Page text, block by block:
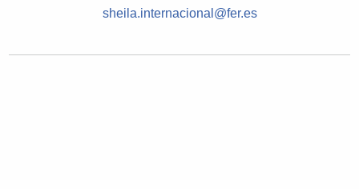
sheila.internacional@fer.es